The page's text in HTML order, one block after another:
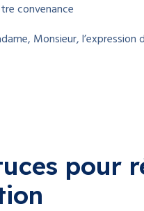
convenance
Monsieur, l’expression
pour